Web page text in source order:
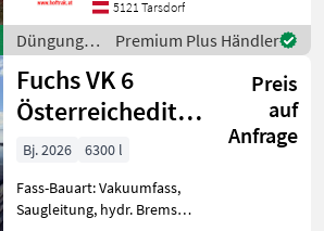
(Stärkste Materialstärken +
Beste Materialen und Beste
Komponenten der führen
5121 Tarsdorf
Düngung
und
Beregnung
/ Fuchs
Premium Plus Händler
Fuchs VK 6
Österreichedition
TOP
Preis
auf
Anfrage
Bj. 2026
6300 l
Fass-Bauart: Vakuumfass,
Saugleitung, hydr. Bremsen,